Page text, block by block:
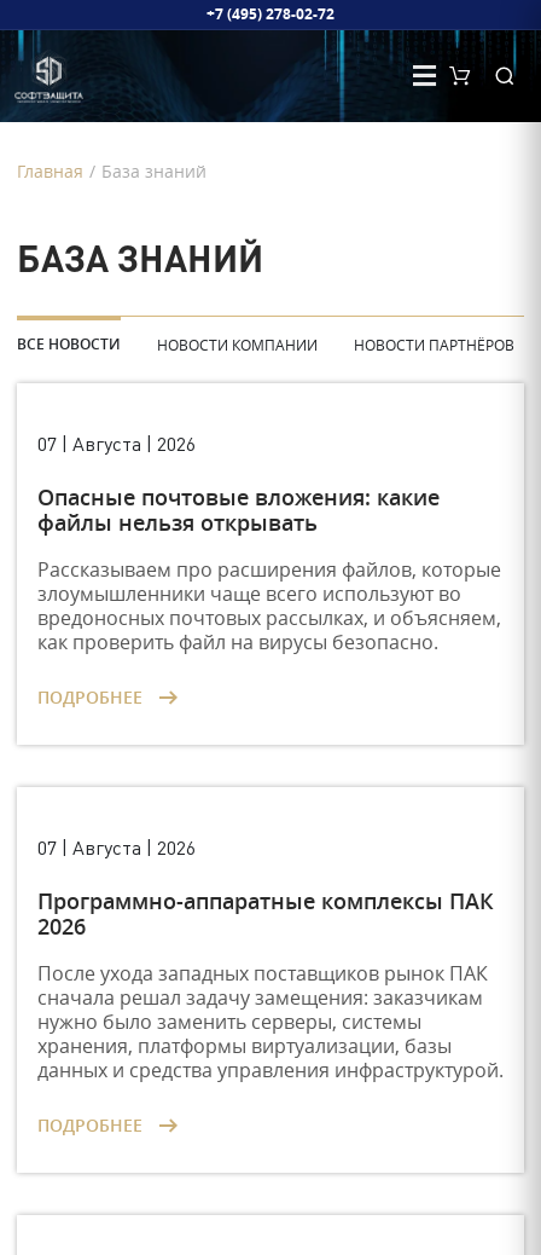
+7 (495) 278-02-72
Главная / База знаний
БАЗА ЗНАНИЙ
ВСЕ НОВОСТИ НОВОСТИ КОМПАНИИ НОВОСТИ ПАРТНЁРОВ
07 | Августа | 2026
Опасные почтовые вложения: какие
файлы нельзя открывать
Рассказываем про расширения файлов, которые
злоумышленники чаще всего используют во
вредоносных почтовых рассылках, и объясняем,
как проверить файл на вирусы безопасно.
ПОДРОБНЕЕ
07 | Августа | 2026
Программно-аппаратные комплексы ПАК
2026
После ухода западных поставщиков рынок ПАК
сначала решал задачу замещения: заказчикам
нужно было заменить серверы, системы
хранения, платформы виртуализации, базы
данных и средства управления инфраструктурой.
ПОДРОБНЕЕ